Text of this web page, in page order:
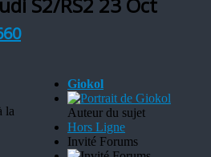
la
Giokol
Auteur du sujet
Hors Ligne
Invité Forums